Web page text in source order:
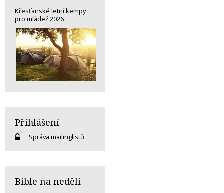
Křesťanské letní kempy
pro mládež 2026
Přihlášení
Správa mailinglistů
Bible na neděli